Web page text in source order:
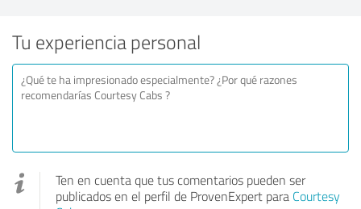
Tu experiencia personal
Ten en cuenta que tus comentarios pueden ser
publicados en el perfil de ProvenExpert para Courtesy